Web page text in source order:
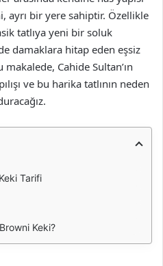
ayrı bir yere sahiptir. Özellikle
tatlıya yeni bir soluk
damaklara hitap eden eşsiz
Cahide Sultan’ın
ve bu harika tatlının neden
Tarifi
Keki?